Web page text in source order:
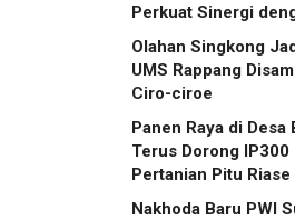
Perkuat Sinergi
Olahan Singkong
UMS Rappang
Ciro-ciroe
Panen Raya di
Terus Dorong
Pertanian Pitu Riase
Nakhoda Baru PWI